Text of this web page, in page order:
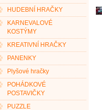
HUDEBNÍ HRAČKY
KARNEVALOVÉ
KOSTÝMY
KREATIVNÍ HRAČKY
PANENKY
Plyšové hračky
POHÁDKOVÉ
POSTAVIČKY
PUZZLE